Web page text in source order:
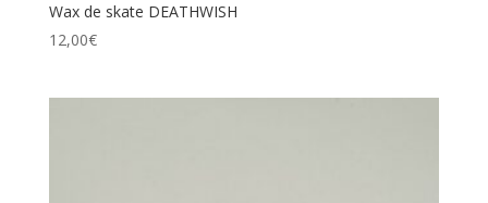
Wax de skate DEATHWISH
12,00€